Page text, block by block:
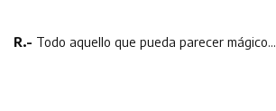
R.- Todo aquello que pueda parecer mágico…